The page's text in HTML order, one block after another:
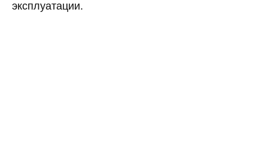
эксплуатации.